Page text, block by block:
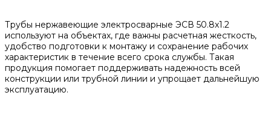
Трубы нержавеющие электросварные ЭСВ 50.8x1.2
используют на объектах, где важны расчетная жесткость,
удобство подготовки к монтажу и сохранение рабочих
характеристик в течение всего срока службы. Такая
продукция помогает поддерживать надежность всей
конструкции или трубной линии и упрощает дальнейшую
эксплуатацию.